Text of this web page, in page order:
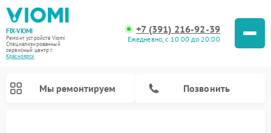
FIX-VIOMI
Ремонт устройств Viomi
Специализированный
cервисный центр г.
Красноярск
+7 (391) 216-92-39
Ежедневно, с 10:00 до 20:00
Мы ремонтируем Позвонить